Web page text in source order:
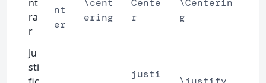
nt
ra
r
nt
er
ering
r
g
Ju
sti
justi